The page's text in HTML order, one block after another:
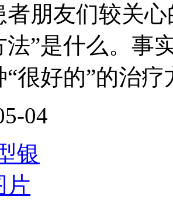
者朋友们较关
法”是什么。事
“很好的”的治
04